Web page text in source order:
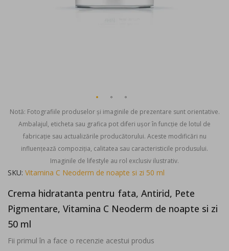
Notă: Fotografiile produselor și imaginile de prezentare sunt orientative.
Ambalajul, eticheta sau grafica pot diferi ușor în funcție de lotul de
fabricație sau actualizările producătorului. Aceste modificări nu
influențează compoziția, calitatea sau caracteristicile produsului.
Imaginile de lifestyle au rol exclusiv ilustrativ.
Skip
the
beginning
of
images
SKU Vitamina C Neoderm de noapte si zi 50 ml
Crema hidratanta pentru fata, Antirid, Pete
Pigmentare, Vitamina C Neoderm de noapte si zi
50 ml
Fii primul în a face o recenzie acestui produs